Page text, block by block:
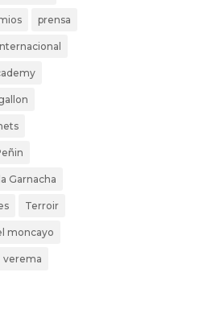
prensa
Garnacha
Terroir
moncayo
verema